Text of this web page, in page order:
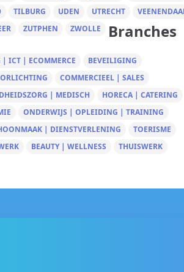
TILBURG UDEN UTRECHT
ZUTPHEN ZWOLLE Branches
ICT | ECOMMERCE
BEVEILIGING
COMMERCIEEL | SALES
| MEDISCH
HORECA | CATERING
ONDERWIJS | OPLEIDING | TRAINING
| DIENSTVERLENING
TOERISME
BEAUTY | WELLNESS
THUISWERK